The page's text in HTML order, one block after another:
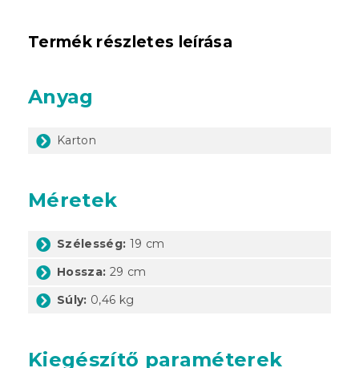
Termék részletes leírása
Anyag
Karton
Méretek
Szélesség: 19 cm
Hossza: 29 cm
Súly: 0,46 kg
Kiegészítő paraméterek